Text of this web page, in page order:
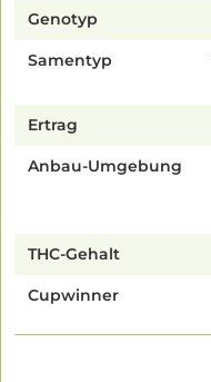
Genotyp
Samentyp
Ertrag
Anbau-Umgebung
THC-Gehalt
Cupwinner